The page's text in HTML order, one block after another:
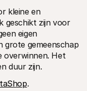
kleine en
geschikt zijn voor
eigen
grote gemeenschap
overwinnen. Het
duur zijn.
.